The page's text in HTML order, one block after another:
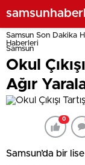
Samsun Son Dakika
Haberleri
Samsun
Okul
Ağır
0
Samsun’da bir lise